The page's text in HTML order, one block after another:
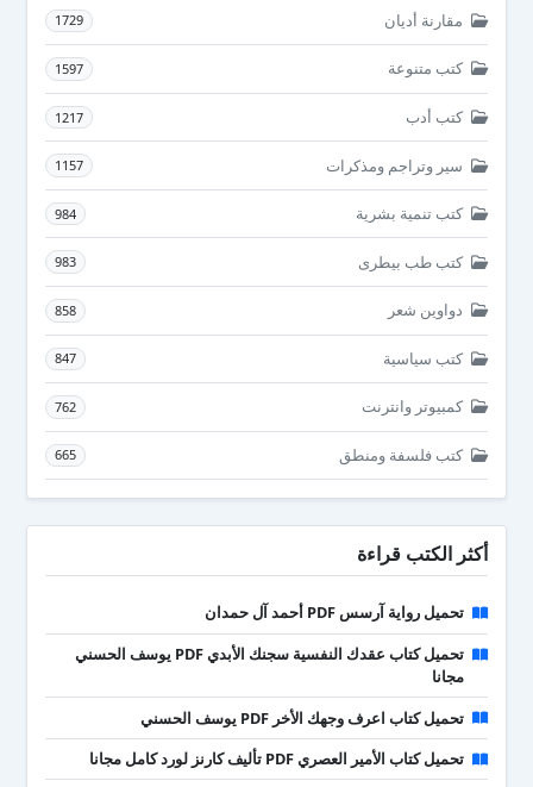
مقارنة أديان 1729
كتب متنوعة 1597
كتب أدب 1217
سير وتراجم ومذكرات 1157
كتب تنمية بشرية 984
كتب طب بيطرى 983
دواوين شعر 858
كتب سياسية 847
كمبيوتر وانترنت 762
كتب فلسفة ومنطق 665
أكثر الكتب قراءة
تحميل رواية آرسس PDF أحمد آل حمدان
تحميل كتاب عقدك النفسية سجنك الأبدي PDF يوسف الحسني
مجانا
تحميل كتاب اعرف وجهك الأخر PDF يوسف الحسني
تحميل كتاب الأمير العصري PDF تأليف كارنز لورد كامل مجانا